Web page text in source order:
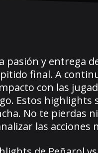
pasión y entrega
final. A
con las
Estos
No te pierdas
las acciones